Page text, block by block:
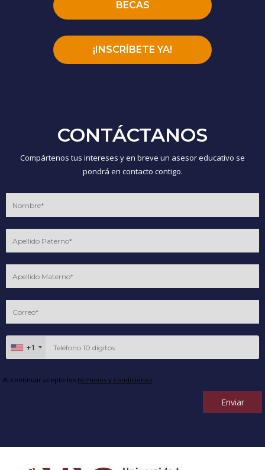
BECAS
¡INSCRÍBETE YA!
CONTÁCTANOS
Compártenos tus intereses y en breve un asesor educativo se
pondrá en contacto contigo.
+1
Al continuar acepto los términos y condiciones
Enviar